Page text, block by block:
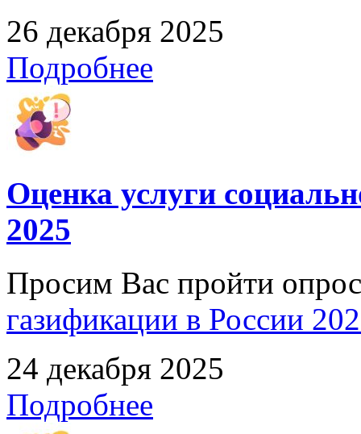
26 декабря 2025
Подробнее
Оценка услуги
2025
Просим Вас пройти
газификации в России
24 декабря 2025
Подробнее